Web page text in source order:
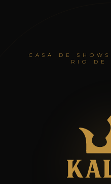
CASA DE
RIO DE